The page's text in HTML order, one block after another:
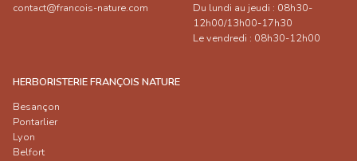
contact@francois-nature.com
Du lundi au jeudi : 08h30-
12h00/13h00-17h30
Le vendredi : 08h30-12h00
HERBORISTERIE FRANÇOIS NATURE
Besançon
Pontarlier
Lyon
Belfort